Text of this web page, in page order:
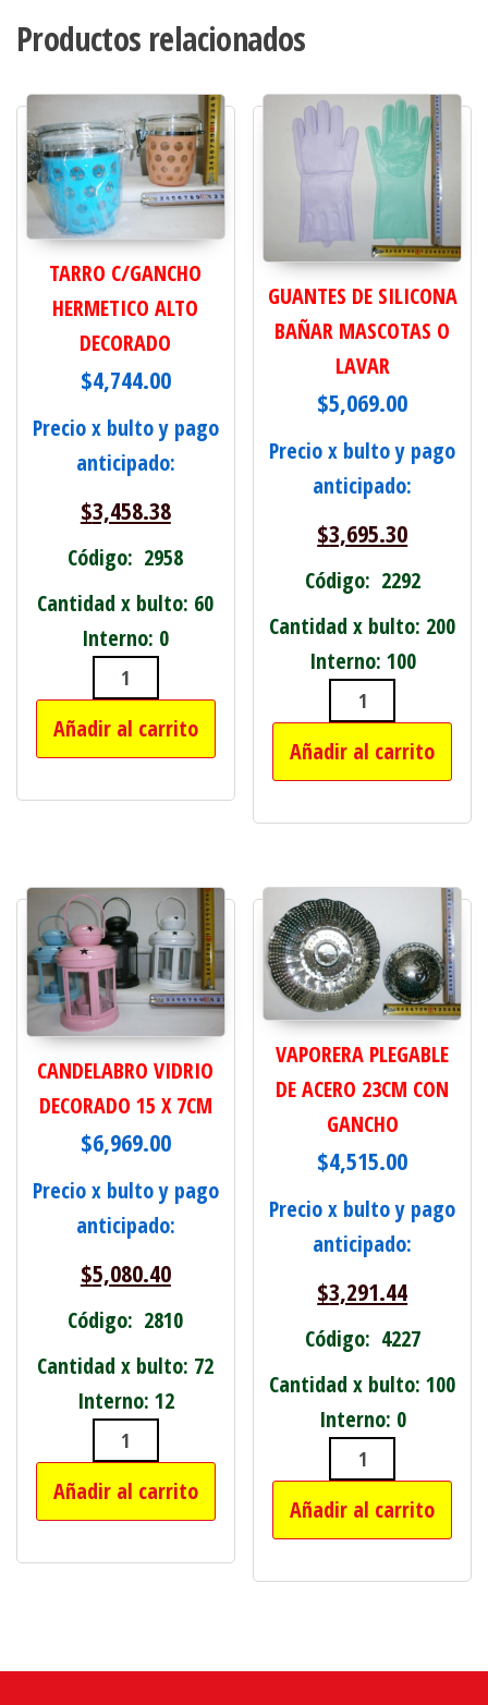
Productos relacionados
TARRO C/GANCHO
HERMETICO ALTO
DECORADO
$4,744.00
Precio x bulto y pago
anticipado:
$3,458.38
Código: 2958
Cantidad x bulto: 60
Interno: 0
TARRO C/GANCHO HERMETICO
Añadir al carrito
GUANTES DE SILICONA
BAÑAR MASCOTAS O
LAVAR
$5,069.00
Precio x bulto y pago
anticipado:
$3,695.30
Código: 2292
Cantidad x bulto: 200
Interno: 100
GUANTES DE
Añadir al carrito
CANDELABRO VIDRIO
DECORADO 15 X 7CM
$6,969.00
Precio x bulto y pago
anticipado:
$5,080.40
Código: 2810
Cantidad x bulto: 72
Interno: 12
CANDELABRO VIDRIO DECORADO
Añadir al carrito
VAPORERA PLEGABLE
DE ACERO 23CM CON
GANCHO
$4,515.00
Precio x bulto y pago
anticipado:
$3,291.44
Código: 4227
Cantidad x bulto: 100
Interno: 0
VAPORERA
Añadir al carrito